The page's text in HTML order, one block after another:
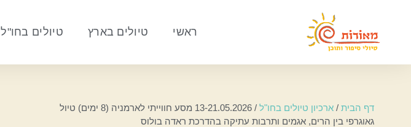
ראשי טיולים בארץ טיולים בחו"ל
דף הבית / ארכיון טיולים בחו"ל /
13-21.05.2026 מסע חווייתי לארמניה (8 ימים) טיול
גאוגרפי בין הרים, אגמים ותרבות עתיקה בהדרכת ראדה בולוס